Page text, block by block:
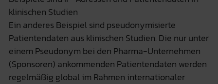
klinischen Studien
Ein anderes Beispiel sind pseudonymisierte
Patientendaten aus klinischen Studien. Die nur unter
einem Pseudonym bei den Pharma-Unternehmen
(Sponsoren) ankommenden Patientendaten werden
regelmäßig global im Rahmen internationaler